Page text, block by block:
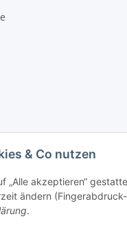
& Co nutzen
„Alle akzeptieren“
ändern
.
USt., zzgl.